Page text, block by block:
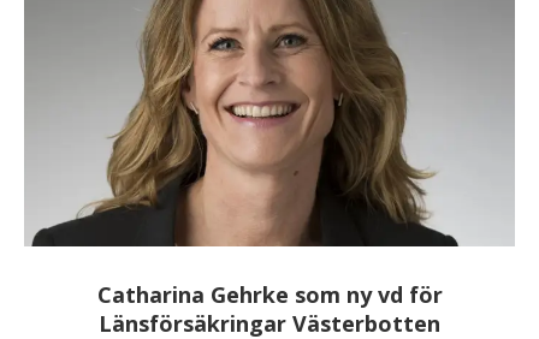
Catharina Gehrke som ny vd för
Länsförsäkringar Västerbotten